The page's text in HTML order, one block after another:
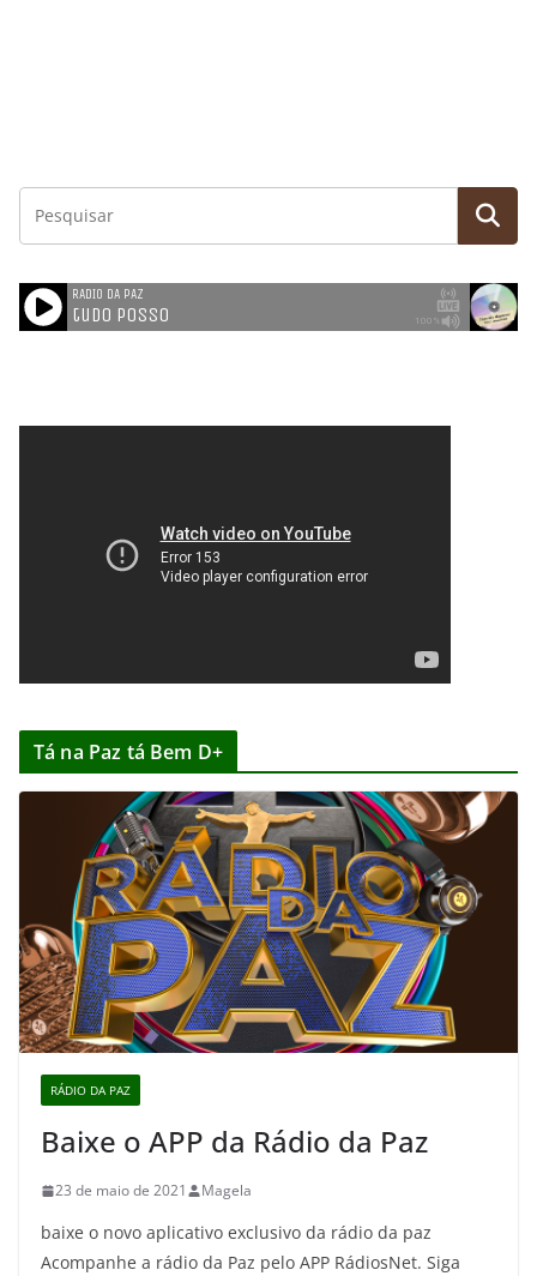
Tá na Paz tá Bem D+
RÁDIO DA PAZ
Baixe o APP da Rádio da Paz
23 de maio de 2021 Magela
baixe o novo aplicativo exclusivo da rádio da paz
Acompanhe a rádio da Paz pelo APP RádiosNet. Siga